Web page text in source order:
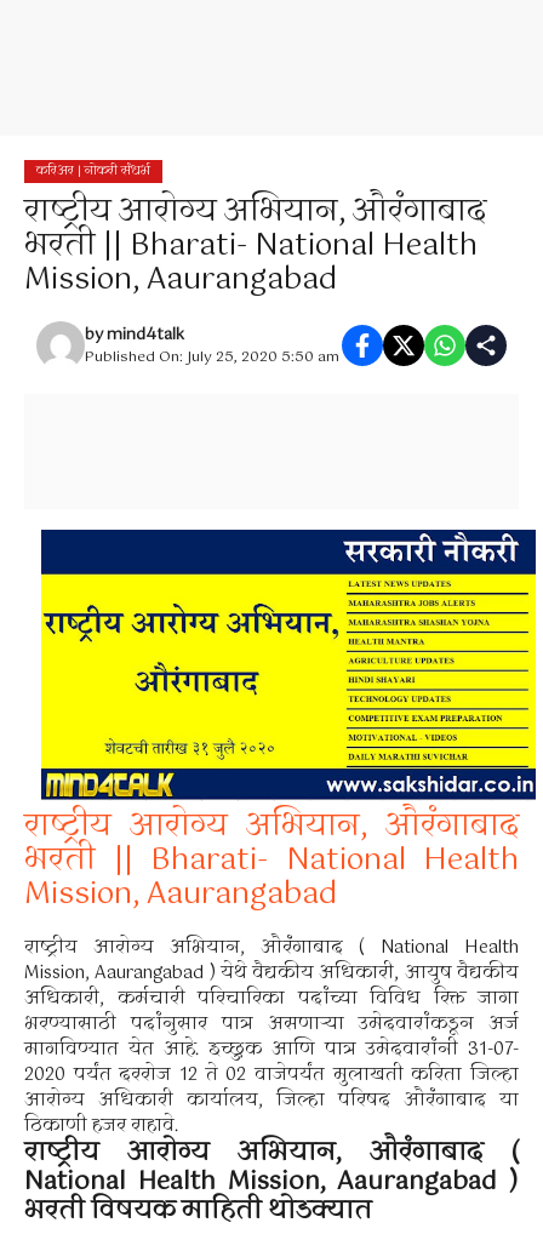
करिअर | नोकरी संधर्भ
राष्ट्रीय आरोग्य अभियान, औरंगाबाद
भरती || Bharati- National Health
Mission, Aaurangabad
bymind4talk
Published On: July 25, 2020 5:50 am
राष्ट्रीय आरोग्य अभियान, औरंगाबाद
भरती || Bharati- National Health
Mission, Aaurangabad
राष्ट्रीय आरोग्य अभियान, औरंगाबाद ( National Health
Mission, Aaurangabad ) येथे वैद्यकीय अधिकारी, आयुष वैद्यकीय
अधिकारी, कर्मचारी परिचारिका पदांच्या विविध रिक्त जागा
भरण्यासाठी पदांनुसार पात्र असणाऱ्या उमेदवारांकडून अर्ज
मागविण्यात येत आहे. इच्छुक आणि पात्र उमेदवारांनी 31-07-
2020 पर्यंत दररोज 12 ते 02 वाजेपर्यंत मुलाखती करिता जिल्हा
आरोग्य अधिकारी कार्यालय, जिल्हा परिषद औरंगाबाद या
ठिकाणी हजर राहावे.
राष्ट्रीय आरोग्य अभियान, औरंगाबाद (
National Health Mission, Aaurangabad )
भरती विषयक माहिती थोडक्यात